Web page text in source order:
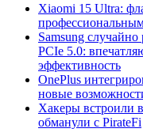
Xiaomi 15 Ultra:
Samsung
PCIe 5.0:
эффективность
OnePlus
новые
Хакеры встроили
обманули с PirateFi